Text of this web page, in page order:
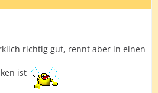
richtig gut, rennt aber in einen
ist